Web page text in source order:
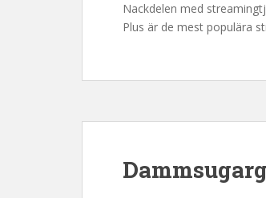
Nackdelen med
Plus är de mest populära